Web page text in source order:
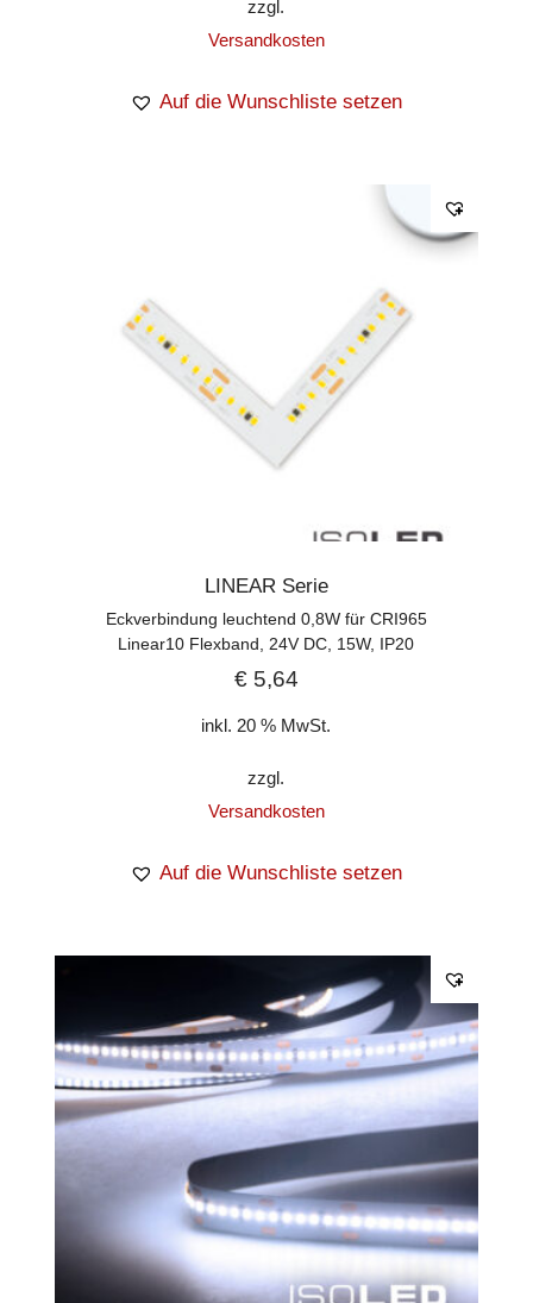
zzgl.
Versandkosten
Auf die Wunschliste setzen
LINEAR Serie
Eckverbindung leuchtend 0,8W für CRI965
Linear10 Flexband, 24V DC, 15W, IP20
€5,64
inkl. 20 % MwSt.
zzgl.
Versandkosten
Auf die Wunschliste setzen